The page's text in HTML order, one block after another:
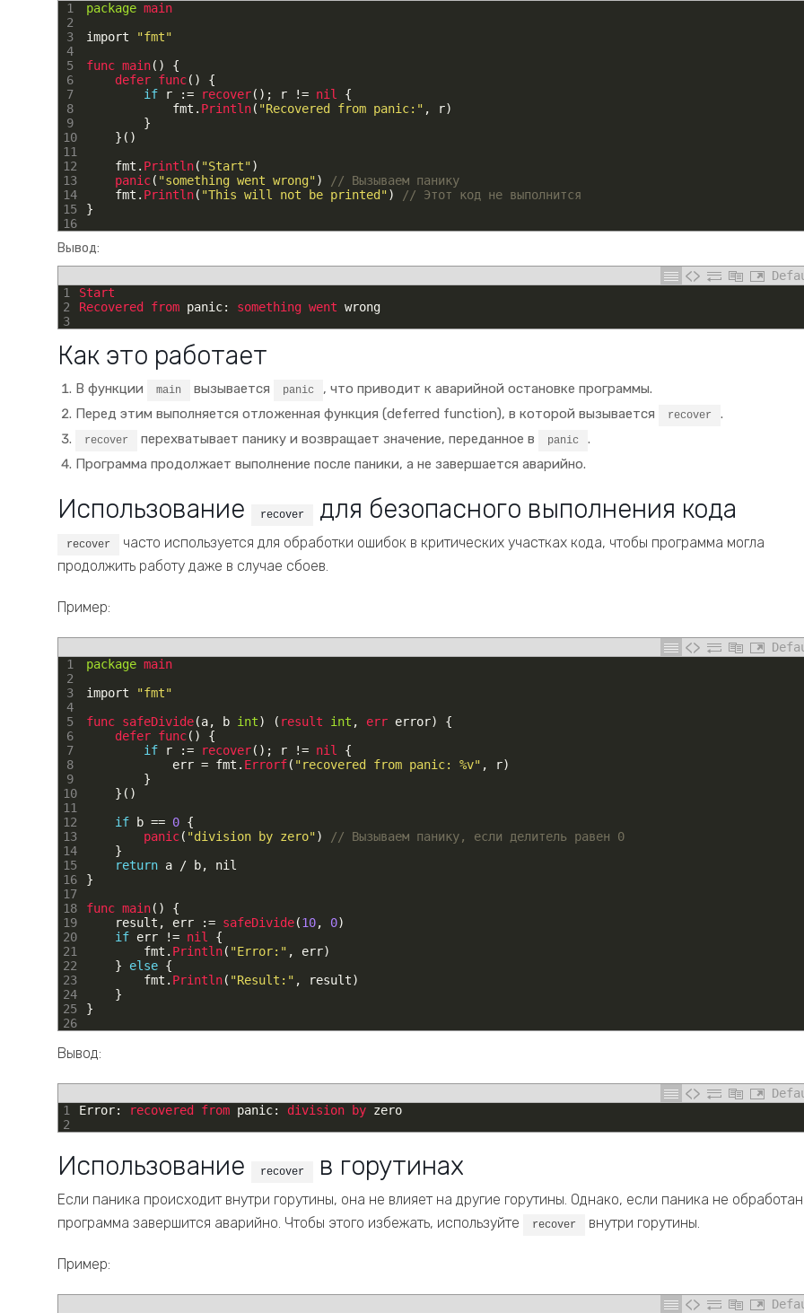
1
2
3
4
5
6
7
8
9
10
11
12
13
14
15
16
package main
import
"fmt"
func main( )
{
defer func( )
{
if
r := recover( ) ; r != nil
{
fmt . Println( "Recovered from panic:" , r)
}
} ( )
fmt . Println( "Start")
panic( "something went wrong")
// Вызываем панику
fmt . Println( "This will not be printed")
// Этот код не выполнится
}
Вывод:
1
2
3
Start
Recovered from panic: something went wrong
Как это работает
В функции main вызывается panic
, что приводит к аварийной остановке программы.
Перед этим выполняется отложенная функция (deferred function), в которой вызывается
recover .
recover перехватывает панику и возвращает значение, переданное в panic
.
Программа продолжает выполнение после паники, а не завершается аварийно.
Использование recover для безопасного выполнения кода
recover
часто используется для обработки ошибок в критических участках кода, чтобы программа могла
продолжить работу даже в случае сбоев.
Пример:
1
2
3
4
5
6
7
8
9
10
11
12
13
14
15
16
17
18
19
20
21
22
23
24
25
26
package main
import
"fmt"
func safeDivide(a, b int) ( result int , err error)
{
defer func( )
{
if
r := recover( ) ; r != nil
{
err = fmt . Errorf( "recovered from panic: %v" , r)
}
} ( )
if
b == 0 {
panic( "division by zero")
// Вызываем панику, если делитель равен 0
}
return a / b,
nil
}
func main( )
{
result , err := safeDivide(10, 0)
if err != nil
{
fmt . Println( "Error:" , err)
}
else {
fmt . Println( "Result:" , result)
}
}
Вывод:
1
2
Error: recovered from panic: division by zero
Использование recover в горутинах
Если паника происходит внутри горутины, она не влияет на другие горутины. Однако, если паника не
программа завершится аварийно. Чтобы этого избежать, используйте
recover внутри горутины.
Пример: